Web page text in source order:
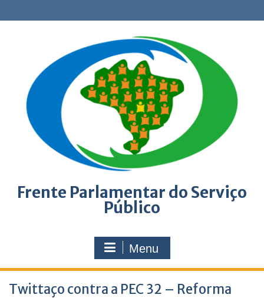
to
Frente Parlamentar do Serviço
Público
Menu
Twittaço contra a PEC 32 – Reforma